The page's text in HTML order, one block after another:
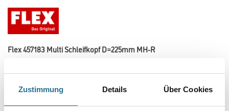
Zustimmung Details Über Cookies
Flex 457183 Multi Schleifkopf D=225mm MH-R
Decke. Die Drehung des Randschleifkopfs erfolgt ohne
Arbeitsunterbrechung durch die Maschinenbewegung. Dadurch wird eine
5-mal schnellere Bearbeitung von Kanten erzielt. Die